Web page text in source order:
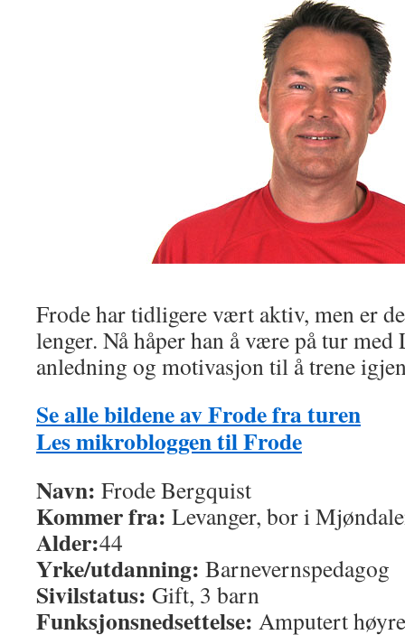
Frode har tidligere vært aktiv, men er
lenger. Nå håper han å være på tur
anledning og motivasjon til å trene
Se alle bildene av Frode fra turen
Les mikrobloggen til Frode
Navn: Frode Bergquist
Kommer fra: Levanger, bor i
Alder:44
Yrke/utdanning: Barnevernspedagog
Sivilstatus: Gift, 3 barn
Funksjonsnedsettelse: Amputert